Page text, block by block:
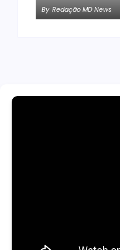
By Redação MD News